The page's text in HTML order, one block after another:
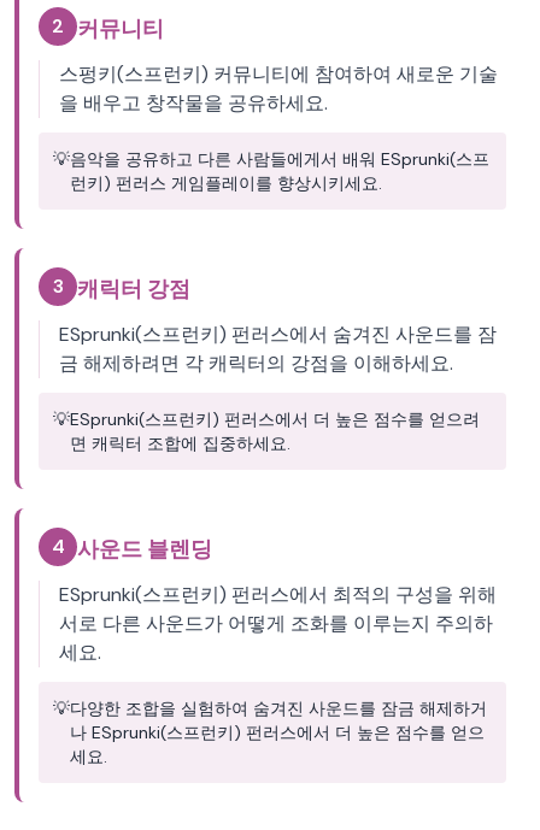
2 커뮤니티
스펑키(스프런키) 커뮤니티에 참여하여 새로운 기술
을 배우고 창작물을 공유하세요.
💡음악을 공유하고 다른 사람들에게서 배워 ESprunki(스프
런키) 펀러스 게임플레이를 향상시키세요.
3 캐릭터 강점
ESprunki(스프런키) 펀러스에서 숨겨진 사운드를 잠
금 해제하려면 각 캐릭터의 강점을 이해하세요.
💡ESprunki(스프런키) 펀러스에서 더 높은 점수를 얻으려
면 캐릭터 조합에 집중하세요.
4 사운드 블렌딩
ESprunki(스프런키) 펀러스에서 최적의 구성을 위해
서로 다른 사운드가 어떻게 조화를 이루는지 주의하
세요.
💡다양한 조합을 실험하여 숨겨진 사운드를 잠금 해제하거
나 ESprunki(스프런키) 펀러스에서 더 높은 점수를 얻으
세요.